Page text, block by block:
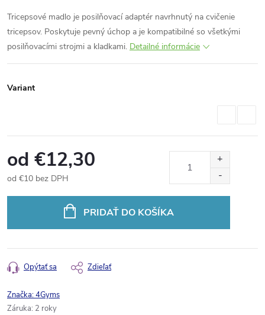
Tricepsové madlo je posilňovací adaptér navrhnutý na cvičenie
tricepsov. Poskytuje pevný úchop a je kompatibilné so všetkými
posilňovacími strojmi a kladkami. Detailné informácie
Variant
od €12,30
od €10 bez DPH
PRIDAŤ DO KOŠÍKA
Opýtať sa Zdieľať
Značka:4Gyms
Záruka: 2 roky